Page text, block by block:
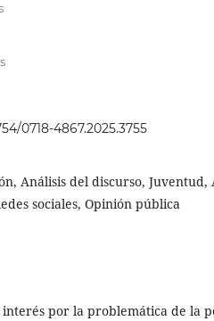
0718-4867.2025.3755
Análisis del discurso, Juventud,
sociales, Opinión pública
interés por la problemática de la